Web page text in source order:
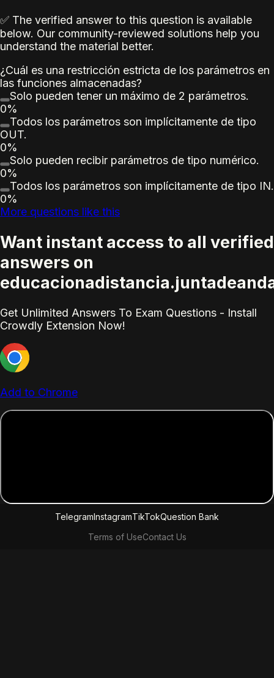
✅ The verified answer to this question is available
below. Our community-reviewed solutions help you
understand the material better.
¿Cuál es una restricción estricta de los parámetros en
las funciones almacenadas?
Solo pueden tener un máximo de 2 parámetros.
0%
Todos los parámetros son implícitamente de tipo
OUT.
0%
Solo pueden recibir parámetros de tipo numérico.
0%
Todos los parámetros son implícitamente de tipo IN.
0%
More questions like this
Want instant access to all verified
answers on
Get Unlimited Answers To Exam Questions - Install
Crowdly Extension Now!
Add to Chrome
TelegramInstagramTikTokQuestion Bank
Terms of UseContact Us